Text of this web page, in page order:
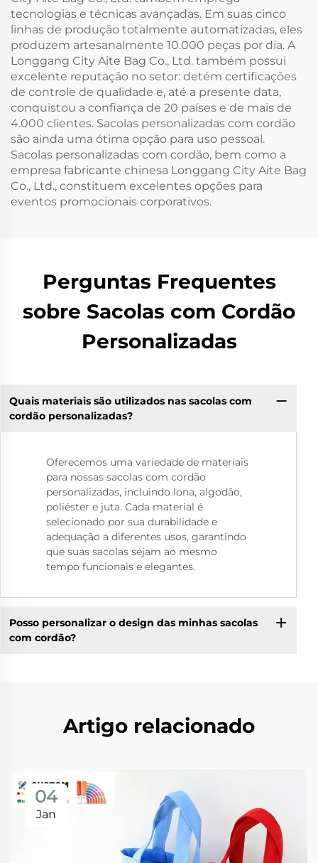
tecnologias e técnicas avançadas. Em suas cinco
linhas de produção totalmente automatizadas, eles
produzem artesanalmente 10.000 peças por dia. A
Longgang City Aite Bag Co., Ltd. também possui
excelente reputação no setor: detém certificações
de controle de qualidade e, até a presente data,
conquistou a confiança de 20 países e de mais de
4.000 clientes. Sacolas personalizadas com cordão
são ainda uma ótima opção para uso pessoal.
Sacolas personalizadas com cordão, bem como a
empresa fabricante chinesa Longgang City Aite Bag
Co., Ltd., constituem excelentes opções para
eventos promocionais corporativos.
Perguntas Frequentes
sobre Sacolas com Cordão
Personalizadas
Quais materiais são utilizados nas sacolas com
cordão personalizadas?
Oferecemos uma variedade de materiais
para nossas sacolas com cordão
personalizadas, incluindo lona, algodão,
poliéster e juta. Cada material é
selecionado por sua durabilidade e
adequação a diferentes usos, garantindo
que suas sacolas sejam ao mesmo
tempo funcionais e elegantes.
Posso personalizar o design das minhas sacolas
com cordão?
Artigo relacionado
04
Jan